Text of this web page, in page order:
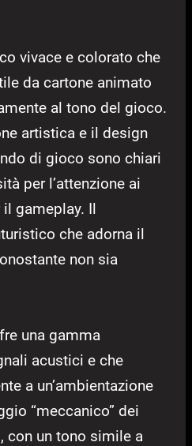
vivace e colorato che
da cartone animato
al tono del gioco.
artistica e il design
di gioco sono chiari
per l’attenzione ai
gameplay. Il
che adorna il
non sia
una gamma
acustici e che
a un’ambientazione
“meccanico” dei
con un tono simile a